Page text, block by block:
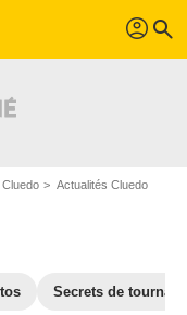
profil search
Cluedo Actualités Cluedo
Secrets de tournage